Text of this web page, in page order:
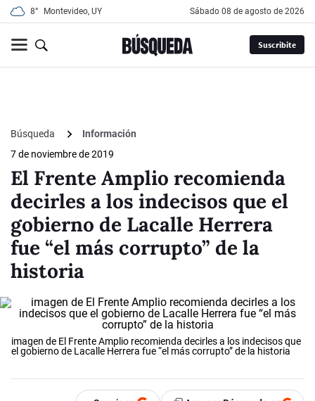
8° Montevideo, UY sábado 08 de agosto de 2026
Suscribite
Búsqueda
Información
7 de noviembre de 2019
El Frente Amplio recomienda
decirles a los indecisos que el
gobierno de Lacalle Herrera
fue “el más corrupto” de la
historia
imagen de El Frente Amplio recomienda decirles a los indecisos que
el gobierno de Lacalle Herrera fue “el más corrupto” de la historia